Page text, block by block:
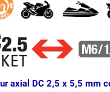
axial DC 2,5 x 5,5 mm